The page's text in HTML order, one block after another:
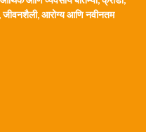
जीवनशैली, आरोग्य आणि नवीनतम